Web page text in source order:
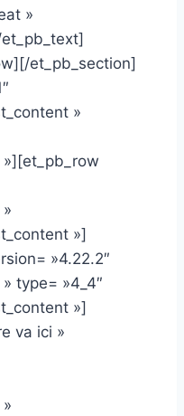
»
et_pb_section]
»
»][et_pb_row
»]
»4.22.2″
type= »4_4″
»]
va ici »